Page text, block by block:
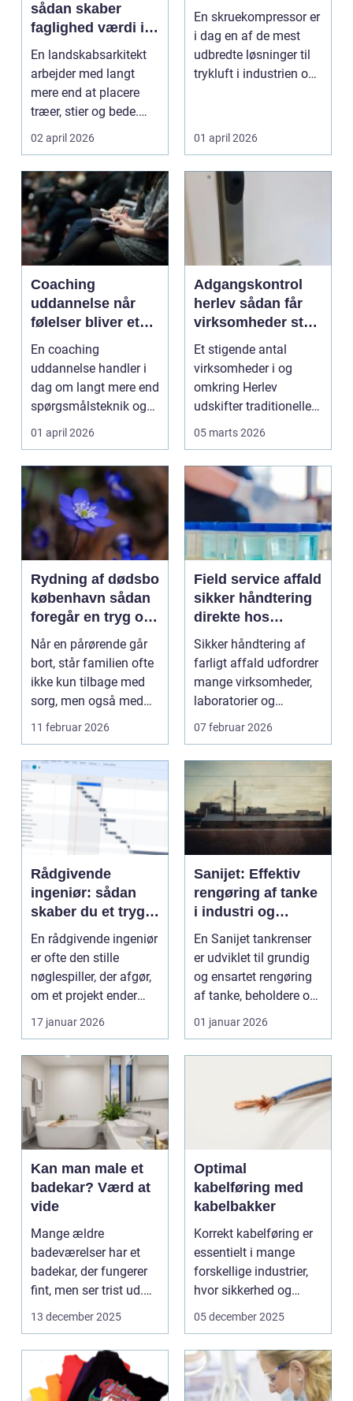
sådan skaber
faglighed værdi i
uderum
En landskabsarkitekt
arbejder med langt
mere end at placere
træer, stier og bede.
Faget handler om a...
02 april 2026
En skruekompressor er
i dag en af de mest
udbredte løsninger til
trykluft i industrien og
01 april 2026
Coaching
uddannelse når
følelser bliver et
aktiv i ledelse og
arbejdsliv
En coaching
uddannelse handler i
dag om langt mere end
spørgsmålsteknik og
målstyring. I mange
organ...
01 april 2026
Adgangskontrol
herlev sådan får
virksomheder styr
på nøgler,
sikkerhed og
overblik
Et stigende antal
virksomheder i og
omkring Herlev
udskifter traditionelle
nøgler med intelligente
05 marts 2026
Rydning af dødsbo
københavn sådan
foregår en tryg og
professionel
proces
Når en pårørende går
bort, står familien ofte
ikke kun tilbage med
sorg, men også med
en praktisk op...
11 februar 2026
Field service affald
sikker håndtering
direkte hos
virksomheden
Sikker håndtering af
farligt affald udfordrer
mange virksomheder,
laboratorier og
uddannelsessteder....
07 februar 2026
Rådgivende
ingeniør: sådan
skaber du et trygt
og effektivt bygge-
eller
maskinprojekt
En rådgivende ingeniør
er ofte den stille
nøglespiller, der afgør,
om et projekt ender
som en succes...
17 januar 2026
Sanijet: Effektiv
rengøring af tanke
i industri og
fødevareproduktio
En Sanijet tankrenser
er udviklet til grundig
og ensartet rengøring
af tanke, beholdere og
pr...
01 januar 2026
Kan man male et
badekar? Værd at
vide
Mange ældre
badeværelser har et
badekar, der fungerer
fint, men ser trist ud.
Kalkrender...
13 december 2025
Optimal
kabelføring med
kabelbakker
Korrekt kabelføring er
essentielt i mange
forskellige industrier,
hvor sikkerhed og
effektivi...
05 december 2025